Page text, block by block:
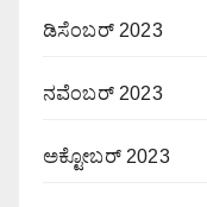
ಡಿಸೆಂಬರ್ 2023
ನವೆಂಬರ್ 2023
ಅಕ್ಟೋಬರ್ 2023